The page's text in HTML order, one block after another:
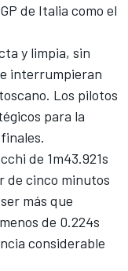
de Italia como el
y limpia, sin
interrumpieran
Los pilotos
para la
de 1m43.921s
de cinco minutos
más que
de 0.224s
considerable